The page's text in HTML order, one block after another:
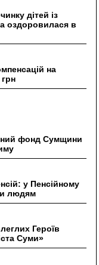
дітей із
оздоровилася в
на
фонд Сумщини
у Пенсійному
людям
Героїв
Суми»